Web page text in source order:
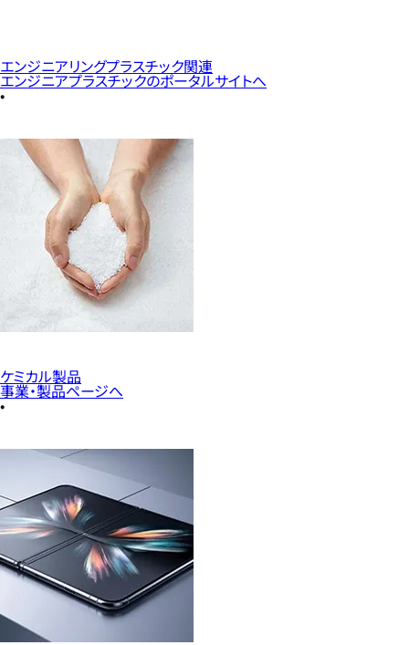
エンジニアリングプラスチック関連
エンジニアプラスチックのポータルサイトへ
ケミカル製品
事業・製品ページへ